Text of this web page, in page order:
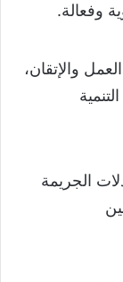
وفعالة.
والإتقان،
الجريمة